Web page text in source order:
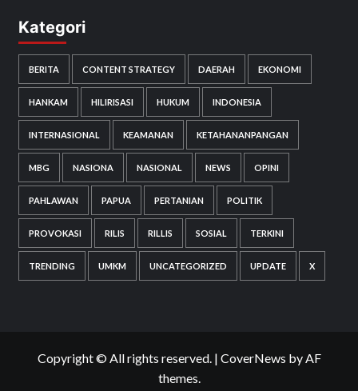
Kategori
BERITA CONTENT STRATEGY DAERAH EKONOMI
HANKAM HILIRISASI HUKUM INDONESIA
INTERNASIONAL KEAMANAN KETAHANANPANGAN
MBG NASIONA NASIONAL NEWS OPINI
PAHLAWAN PAPUA PERTANIAN POLITIK
PROVOKASI RILIS RILLIS SOSIAL TERKINI
TRENDING UMKM UNCATEGORIZED UPDATE X
Copyright © All rights reserved. | CoverNews by AF
themes.